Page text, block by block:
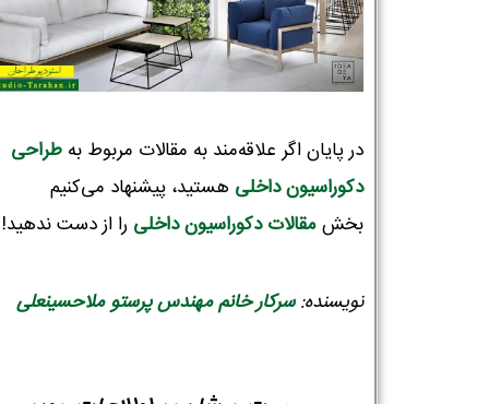
در پایان اگر علاقه‌مند به مقالات مربوط به طراحی
دکوراسیون‌ داخلی هستید، پیشنهاد می‌کنیم
بخشمقالات دکوراسیون داخلی را از دست ندهید!
نویسنده:سرکار خانم مهندس پرستو ملاحسینعلی